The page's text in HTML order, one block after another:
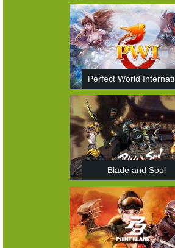
Blade and Soul